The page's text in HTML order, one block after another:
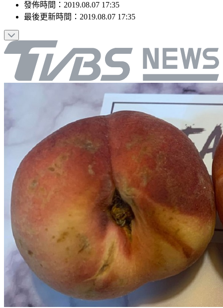
發佈時間： 2019.08.07 17:35
最後更新時間： 2019.08.07 17:35